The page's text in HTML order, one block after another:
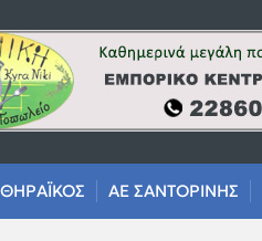
ΑΕ ΣΑΝΤΟΡΙΝΗΣ